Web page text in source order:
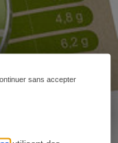
sans accepter